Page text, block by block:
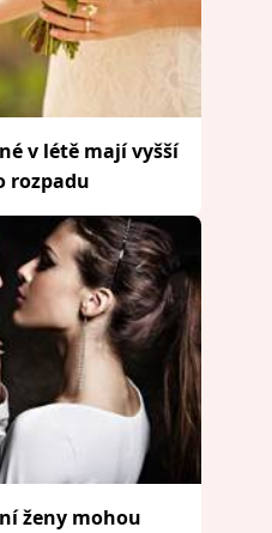
v létě mají vyšší
rozpadu
ženy mohou